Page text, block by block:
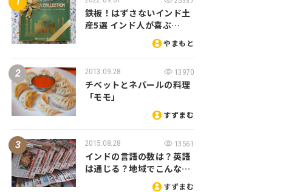
鉄板！はずさないインド土
産5選 インド人が喜ぶ…
やまもと
2013.09.28 13970
チベットとネパールの料理
「モモ」
すずまむ
2015.08.28 13561
インドの言語の数は？英語
は通じる？地域でこんな…
すずまむ